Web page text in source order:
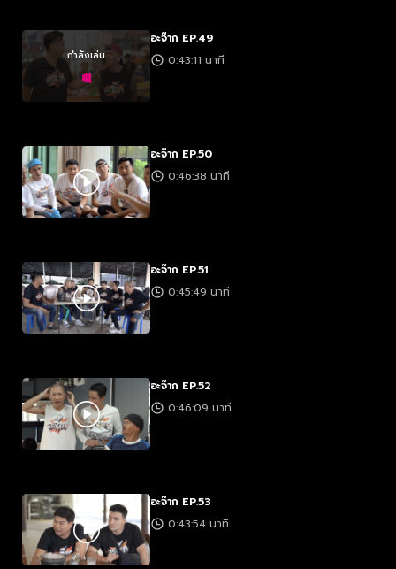
กำลังเล่น
อะจ๊าก EP.49
0:43:11 นาที
อะจ๊าก EP.50
0:46:38 นาที
อะจ๊าก EP.51
0:45:49 นาที
อะจ๊าก EP.52
0:46:09 นาที
อะจ๊าก EP.53
0:43:54 นาที